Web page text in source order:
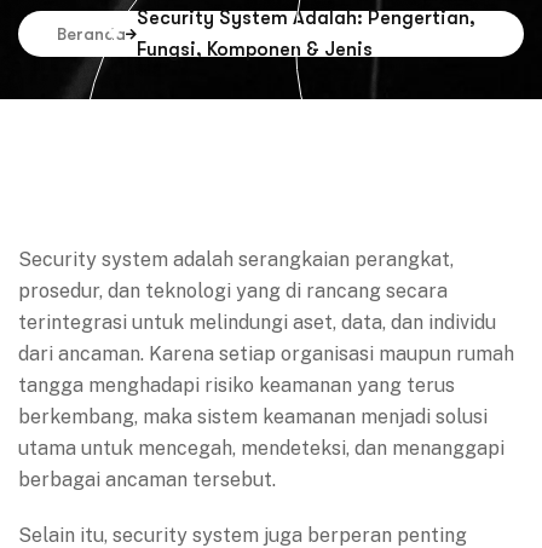
Beranda
Security System Adalah: Pengertian,
Fungsi, Komponen & Jenis
Security system adalah serangkaian perangkat,
prosedur, dan teknologi yang di rancang secara
terintegrasi untuk melindungi aset, data, dan individu
dari ancaman. Karena setiap organisasi maupun rumah
tangga menghadapi risiko keamanan yang terus
berkembang, maka sistem keamanan menjadi solusi
utama untuk mencegah, mendeteksi, dan menanggapi
berbagai ancaman tersebut.
Selain itu, security system juga berperan penting